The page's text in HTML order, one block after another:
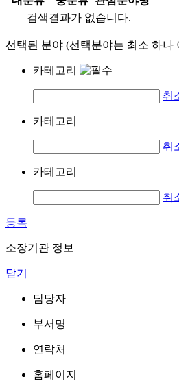
검색결과가 없습니다.
선택된 분야 (선택분야는 최소 하나
카테고리
취
카테고리
취
카테고리
취
등록
소장기관 정보
닫기
담당자
부서명
연락처
홈페이지